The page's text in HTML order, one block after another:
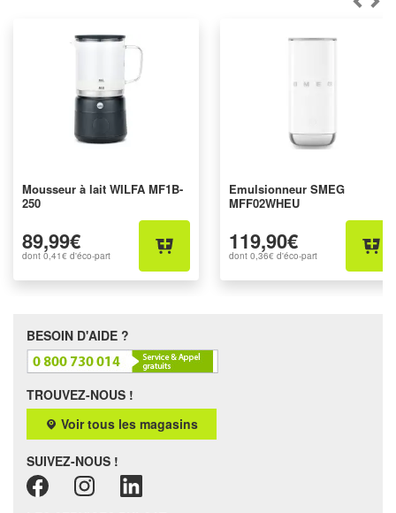
Mousseur à lait WILFA MF1B-
250
89,99€
dont 0,41€ d'éco-part
Emulsionneur SMEG
MFF02WHEU
119,90€
dont 0,36€ d'éco-part
BESOIN D'AIDE ?
TROUVEZ-NOUS !
Voir tous les magasins
SUIVEZ-NOUS !